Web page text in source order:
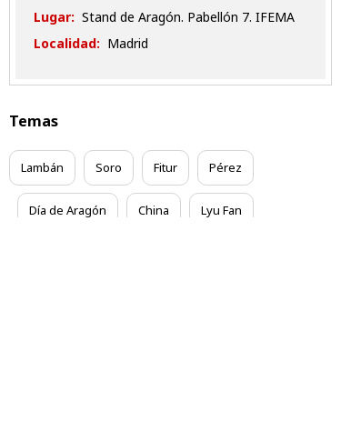
Lugar: Stand de Aragón. Pabellón 7. IFEMA
Localidad: Madrid
Temas
Lambán Soro Fitur Pérez
Día de Aragón China Lyu Fan